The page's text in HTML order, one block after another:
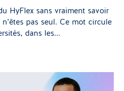
HyFlex sans vraiment savoir
pas seul. Ce mot circule
dans les...